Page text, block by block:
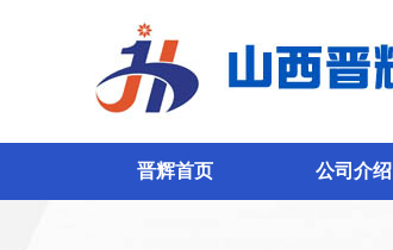
晋辉首页 公司介绍